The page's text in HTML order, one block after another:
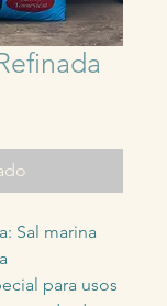
Sal marina
para usos